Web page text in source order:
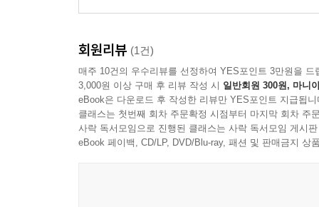
회원리뷰 (1건)
매주 10건의 우수리뷰를 선정하여 YES포인트 3만원을 드
3,000원 이상 구매 후 리뷰 작성 시 일반회원 300원, 마니
eBook은 다운로드 후 작성한 리뷰만 YES포인트 지급됩니
클래스는 첫번째 회차 주문확정 시점부터 마지막 회차 주
사락 독서모임으로 진행된 클래스는 사락 독서모임 게시
eBook 페이백, CD/LP, DVD/Blu-ray, 패션 및 판매금지 상